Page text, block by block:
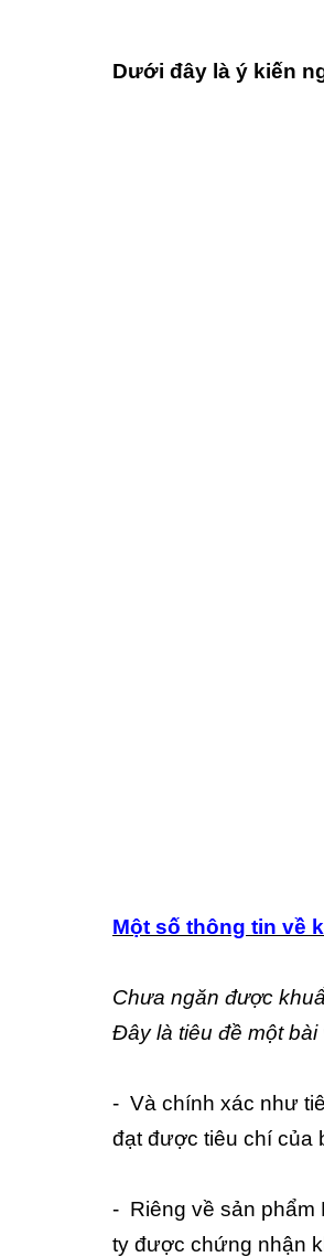
Dưới đây là ý kiến
Một số thông tin về
Chưa ngăn được
Đây là tiêu đề một bài
- Và chính xác như
đạt được tiêu chí của
- Riêng về sản phẩm
ty được chứng nhận